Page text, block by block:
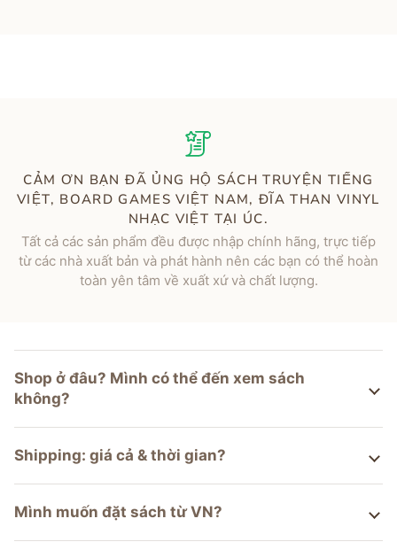
CẢM ƠN BẠN ĐÃ ỦNG HỘ SÁCH TRUYỆN TIẾNG
VIỆT, BOARD GAMES VIỆT NAM, ĐĨA THAN VINYL
NHẠC VIỆT TẠI ÚC.
Tất cả các sản phẩm đều được nhập chính hãng, trực tiếp
từ các nhà xuất bản và phát hành nên các bạn có thể hoàn
toàn yên tâm về xuất xứ và chất lượng.
Shop ở đâu? Mình có thể đến xem sách
không?
Shipping: giá cả & thời gian?
Mình muốn đặt sách từ VN?